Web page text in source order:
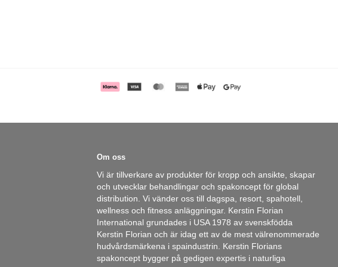
Om oss
Vi är tillverkare av produkter för kropp och ansikte, skapar
och utvecklar behandlingar och spakoncept för global
distribution. Vi vänder oss till dagspa, resort, spahotell,
wellness och fitness anläggningar. Kerstin Florian
International grundades i USA 1978 av svenskfödda
Kerstin Florian och är idag ett av de mest välrenommerade
hudvårdsmärkena i spaindustrin. Kerstin Florians
spakoncept bygger på gedigen expertis i naturliga